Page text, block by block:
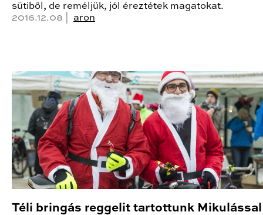
sütiből, de reméljük, jól éreztétek magatokat.
2016.12.08 | aron
Téli bringás reggelit tartottunk Mikulással